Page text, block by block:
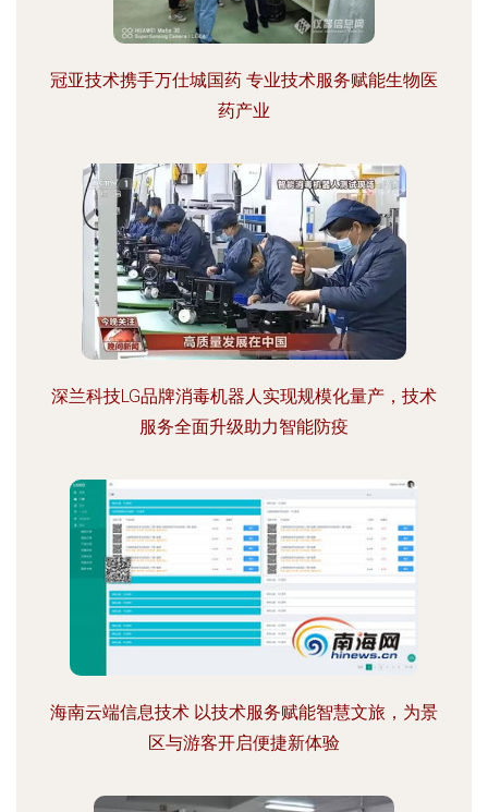
冠亚技术携手万仕城国药 专业技术服务赋能生物医
药产业
深兰科技LG品牌消毒机器人实现规模化量产，技术
服务全面升级助力智能防疫
海南云端信息技术 以技术服务赋能智慧文旅，为景
区与游客开启便捷新体验